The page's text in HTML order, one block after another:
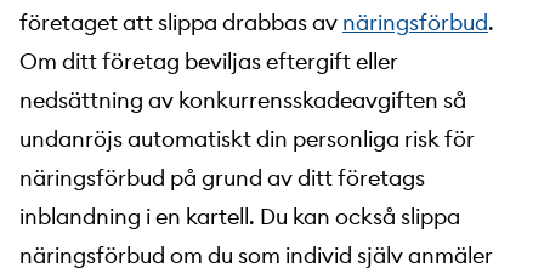
företaget att slippa drabbas av näringsförbud.
Om ditt företag beviljas eftergift eller
nedsättning av konkurrensskadeavgiften så
undanröjs automatiskt din personliga risk för
näringsförbud på grund av ditt företags
inblandning i en kartell. Du kan också slippa
näringsförbud om du som individ själv anmäler